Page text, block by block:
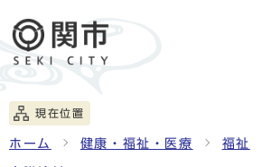
現在位置
ホーム 健康・福祉・医療 福祉